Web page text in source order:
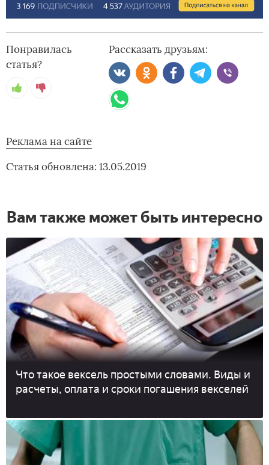
Понравилась
статья?
Рассказать друзьям:
Реклама на сайте
Статья обновлена: 13.05.2019
Вам также может быть интересно
Что такое вексель простыми словами. Виды и
расчеты, оплата и сроки погашения векселей